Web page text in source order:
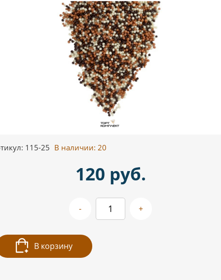
115-25 В наличии: 20
120 руб.
- +
В корзину